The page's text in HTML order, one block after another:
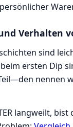
Verhalten
sind
ersten Dip
nennen
langweilt, bist